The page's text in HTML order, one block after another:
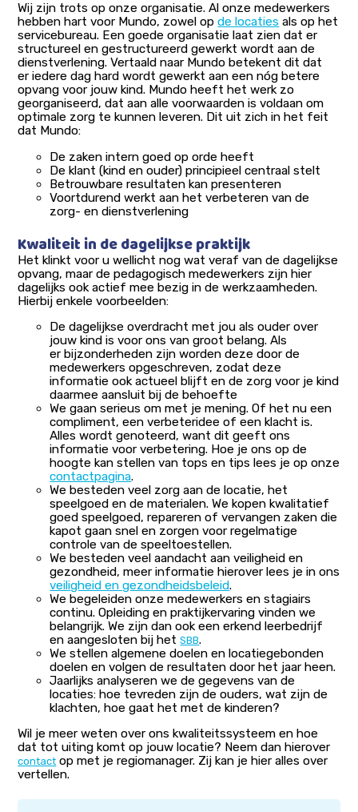
Wij zijn trots op onze organisatie. Al onze medewerkers
hebben hart voor Mundo, zowel opde locaties als op het
servicebureau. Een goede organisatie laat zien dat er
structureel en gestructureerd gewerkt wordt aan de
dienstverlening. Vertaald naar Mundo betekent dit dat
er iedere dag hard wordt gewerkt aan een nóg betere
opvang voor jouw kind. Mundo heeft het werk zo
georganiseerd, dat aan alle voorwaarden is voldaan om
optimale zorg te kunnen leveren. Dit uit zich in het feit
dat Mundo:
De zaken intern goed op orde heeft
De klant (kind en ouder) principieel centraal stelt
Betrouwbare resultaten kan presenteren
Voortdurend werkt aan het verbeteren van de
zorg- en dienstverlening
Kwaliteit in de dagelijkse praktijk
Het klinkt voor u wellicht nog wat veraf van de dagelijkse
opvang, maar de pedagogisch medewerkers zijn hier
dagelijks ook actief mee bezig in de werkzaamheden.
Hierbij enkele voorbeelden:
De dagelijkse overdracht met jou als ouder over
jouw kind is voor ons van groot belang. Als
er bijzonderheden zijn worden deze door de
medewerkers opgeschreven, zodat deze
informatie ook actueel blijft en de zorg voor je kind
daarmee aansluit bij de behoefte
We gaan serieus om met je mening. Of het nu een
compliment, een verbeteridee of een klacht is.
Alles wordt genoteerd, want dit geeft ons
informatie voor verbetering. Hoe je ons op de
hoogte kan stellen van tops en tips lees je op onze
contactpagina.
We besteden veel zorg aan de locatie, het
speelgoed en de materialen. We kopen kwalitatief
goed speelgoed, repareren of vervangen zaken die
kapot gaan snel en zorgen voor regelmatige
controle van de speeltoestellen.
We besteden veel aandacht aan veiligheid en
gezondheid, meer informatie hierover lees je in ons
veiligheid en gezondheidsbeleid.
We begeleiden onze medewerkers en stagiairs
continu. Opleiding en praktijkervaring vinden we
belangrijk. We zijn dan ook een erkend leerbedrijf
en aangesloten bij hetSBB.
We stellen algemene doelen en locatiegebonden
doelen en volgen de resultaten door het jaar heen.
Jaarlijks analyseren we de gegevens van de
locaties: hoe tevreden zijn de ouders, wat zijn de
klachten, hoe gaat het met de kinderen?
Wil je meer weten over ons kwaliteitssysteem en hoe
dat tot uiting komt op jouw locatie? Neem dan hierover
contact op met je regiomanager. Zij kan je hier alles over
vertellen.